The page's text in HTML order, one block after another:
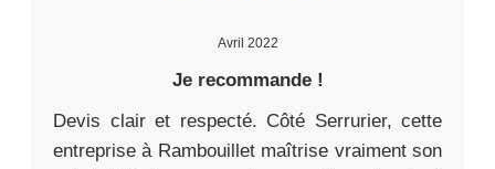
Avril 2022
Je recommande !
Devis clair et respecté. Côté Serrurier, cette
entreprise à Rambouillet maîtrise vraiment son